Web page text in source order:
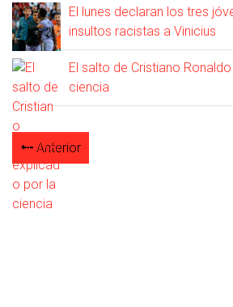
El lunes declaran los tres
insultos racistas a Vinicius
El salto de Cristiano
ciencia
Anterior